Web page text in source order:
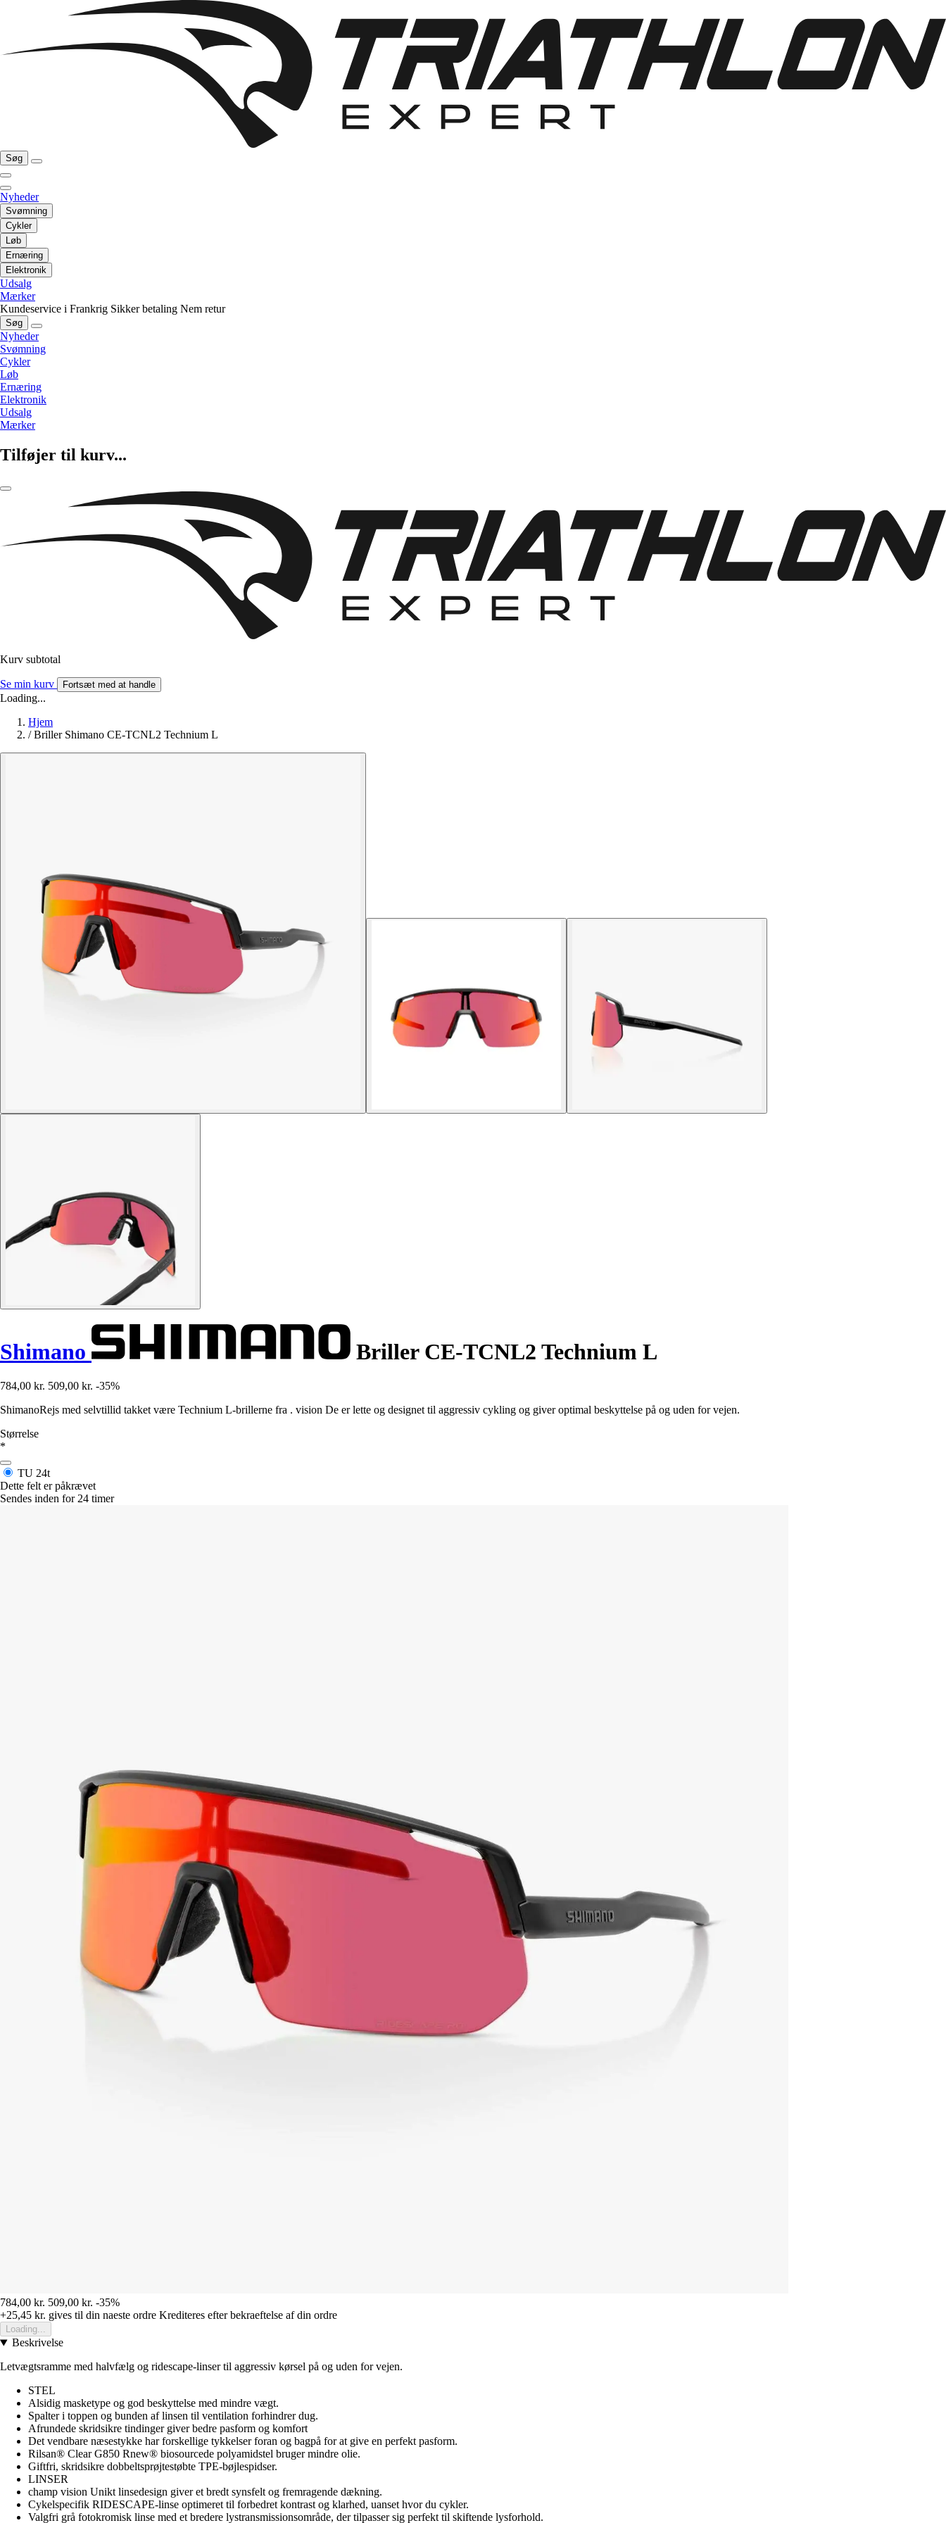
Søg
Nyheder
Svømning
Cykler
Løb
Ernæring
Elektronik
Udsalg
Mærker
Kundeservice i Frankrig Sikker betaling Nem retur
Søg
Nyheder
Svømning
Cykler
Løb
Ernæring
Elektronik
Udsalg
Mærker
Tilføjer til kurv...
Kurv subtotal
Se min kurv Fortsæt med at handle
Loading...
Hjem
/ Briller Shimano CE-TCNL2 Technium L
Shimano Briller CE-TCNL2 Technium L
784,00 kr. 509,00 kr. -35%
ShimanoRejs med selvtillid takket være Technium L-brillerne fra . vision De er lette og designet til aggressiv cykling og giver optimal beskyttelse på og uden for vejen.
Størrelse
*
TU 24t
Dette felt er påkrævet
Sendes inden for 24 timer
784,00 kr. 509,00 kr. -35%
+25,45 kr. gives til din naeste ordre Krediteres efter bekraeftelse af din ordre
Loading...
Beskrivelse
Letvægtsramme med halvfælg og ridescape-linser til aggressiv kørsel på og uden for vejen.
STEL
Alsidig masketype og god beskyttelse med mindre vægt.
Spalter i toppen og bunden af linsen til ventilation forhindrer dug.
Afrundede skridsikre tindinger giver bedre pasform og komfort
Det vendbare næsestykke har forskellige tykkelser foran og bagpå for at give en perfekt pasform.
Rilsan® Clear G850 Rnew® biosourcede polyamidstel bruger mindre olie.
Giftfri, skridsikre dobbeltsprøjtestøbte TPE-bøjlespidser.
LINSER
champ vision Unikt linsedesign giver et bredt synsfelt og fremragende dækning.
Cykelspecifik RIDESCAPE-linse optimeret til forbedret kontrast og klarhed, uanset hvor du cykler.
Valgfri grå fotokromisk linse med et bredere lystransmissionsområde, der tilpasser sig perfekt til skiftende lysforhold.